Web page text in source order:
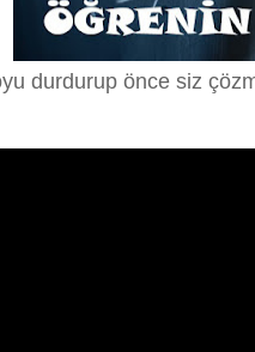
durdurup önce siz